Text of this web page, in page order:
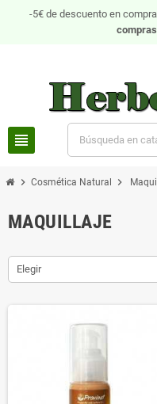
-5€ de descuento en
view_headline
chevron_right Cosmética Natural chevron_right
MAQUILLAJE
Elegir